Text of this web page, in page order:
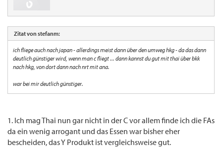
Zitat von stefanm:
ich fliege auch nach japan - allerdings meist dann über den umweg hkg - da das dann
deutlich günstiger wird, wenn man c fliegt ... dann kannst du gut mit thai über bkk
nach hkg, von dort dann nach nrt mit ana.
war bei mir deutlich günstiger.
1. Ich mag Thai nun gar nicht in der C vor allem finde ich die FAs
da ein wenig arrogant und das Essen war bisher eher
bescheiden, das Y Produkt ist vergleichsweise gut.